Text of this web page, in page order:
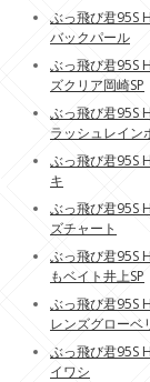
ぶっ飛び君95S
バックパール
ぶっ飛び君95S
ズクリア岡崎SP
ぶっ飛び君95S
ラッシュレイン
ぶっ飛び君95S
キ
ぶっ飛び君95S
ズチャート
ぶっ飛び君95S
もベイト井上SP
ぶっ飛び君95S
レンズグローベ
ぶっ飛び君95S
イワシ